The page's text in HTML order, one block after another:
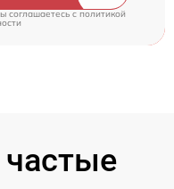
соглашаетесь cполитикой